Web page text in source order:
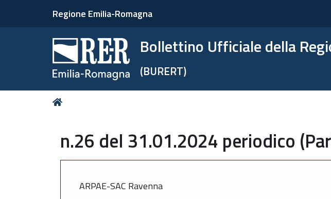
Regione Emilia-Romagna
Bollettino Ufficiale della
(BURERT)
Tu
n.26 del 31.01.2024 periodico
ARPAE-SAC Ravenna